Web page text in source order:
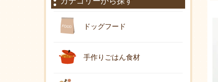
ドッグフード
手作りごはん食材